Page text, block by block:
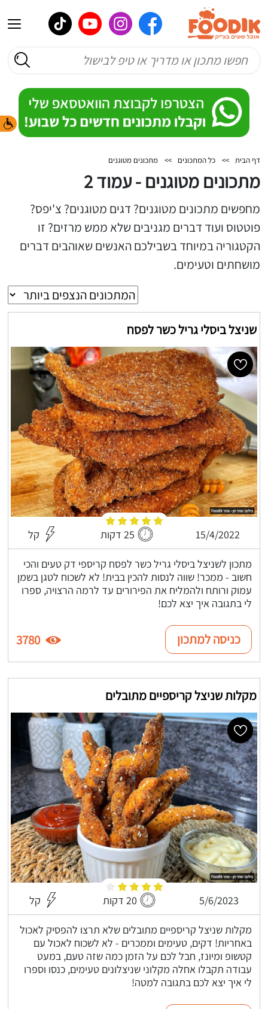
דף הבית >> כל המתכונים >> מתכונים מטוגנים
מתכונים מטוגנים - עמוד 2
מחפשים מתכונים מטוגנים? דגים מטוגנים? צ'יפס?
פוטטוס ועוד דברים מגניבים שלא ממש מרזים? זו
הקטגוריה במיוחד בשבילכם האנשים שאוהבים דברים
מושחתים וטעימים.
שניצל ביסלי גריל כשר לפסח
15/4/2022 25 דקות קל
מתכון לשניצל ביסלי גריל כשר לפסח קריספי דק טעים והכי
חשוב - ממכר! שווה לנסות להכין בבית! לא לשכוח לטגן בשמן
עמוק ורותח ולהמליח את הפירורים עד לרמה הרצויה, ספרו
לי בתגובה איך יצא לכם!
כניסה למתכון 3780
מקלות שניצל קריספיים מתובלים
5/6/2023 20 דקות קל
מקלות שניצל קריספיים מתובלים שלא תרצו להפסיק לאכול
באחריות! דקים, טעימים וממכרים - לא לשכוח לאכול עם
קטשופ ומיונז, חבל לכם על הזמן כמה שזה טעם, במעט
עבודה תקבלו אחלה מקלוני שניצלונים טעימים, כנסו וספרו
לי איך יצא לכם בתגובה למטה!